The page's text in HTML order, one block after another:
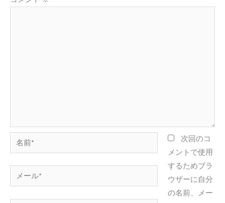
前
*
ー
ル
次回のコ
メントで使用
するためブラ
ウザーに自分
の名前、メー